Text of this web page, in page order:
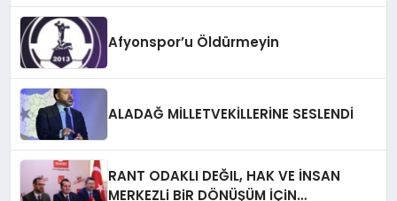
Afyonspor’u Öldürmeyin
ALADAĞ MİLLETVEKİLLERİNE SESLENDİ
RANT ODAKLI DEĞIL, HAK VE İNSAN
MERKEZLi BiR DÖNÜŞÜM İÇiN